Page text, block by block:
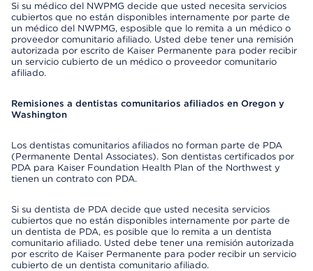
Si su médico del NWPMG decide que usted necesita servicios
cubiertos que no están disponibles internamente por parte de
un médico del NWPMG, esposible que lo remita a un médico o
proveedor comunitario afiliado. Usted debe tener una remisión
autorizada por escrito de Kaiser Permanente para poder recibir
un servicio cubierto de un médico o proveedor comunitario
afiliado.
Remisiones a dentistas comunitarios afiliados en Oregon y
Washington
Los dentistas comunitarios afiliados no forman parte de PDA
(Permanente Dental Associates). Son dentistas certificados por
PDA para Kaiser Foundation Health Plan of the Northwest y
tienen un contrato con PDA.
Si su dentista de PDA decide que usted necesita servicios
cubiertos que no están disponibles internamente por parte de
un dentista de PDA, es posible que lo remita a un dentista
comunitario afiliado. Usted debe tener una remisión autorizada
por escrito de Kaiser Permanente para poder recibir un servicio
cubierto de un dentista comunitario afiliado.